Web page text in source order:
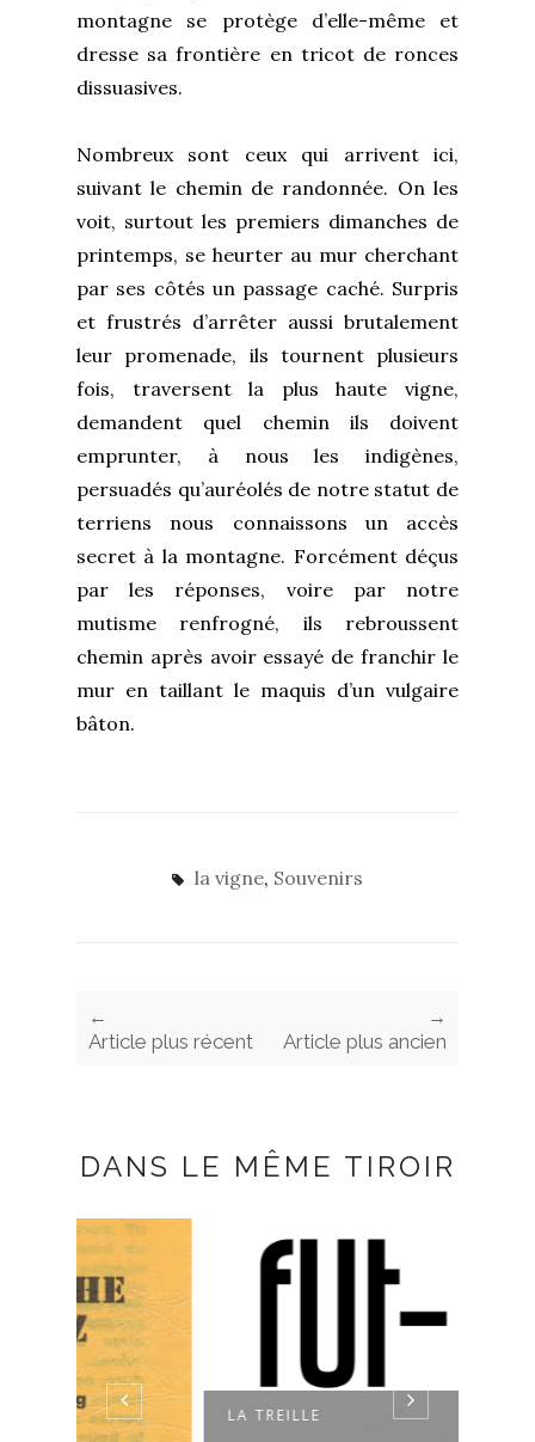
montagne se protège d’elle-même et
dresse sa frontière en tricot de ronces
dissuasives.
Nombreux sont ceux qui arrivent ici,
suivant le chemin de randonnée. On les
voit, surtout les premiers dimanches de
printemps, se heurter au mur cherchant
par ses côtés un passage caché. Surpris
et frustrés d’arrêter aussi brutalement
leur promenade, ils tournent plusieurs
fois, traversent la plus haute vigne,
demandent quel chemin ils doivent
emprunter, à nous les indigènes,
persuadés qu’auréolés de notre statut de
terriens nous connaissons un accès
secret à la montagne. Forcément déçus
par les réponses, voire par notre
mutisme renfrogné, ils rebroussent
chemin après avoir essayé de franchir le
mur en taillant le maquis d’un vulgaire
bâton.
la vigne, Souvenirs
←
Article plus récent
→
Article plus ancien
DANS LE MÊME TIROIR
LA TREILLE